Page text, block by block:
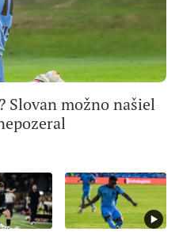
Slovan možno našiel